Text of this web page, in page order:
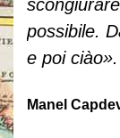
possibile.
e poi ciào».
Manel